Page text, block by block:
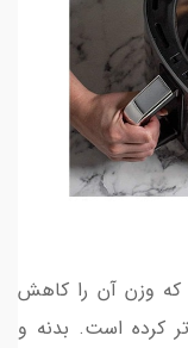
که وزن آن را کاهش
کرده است. بدنه و